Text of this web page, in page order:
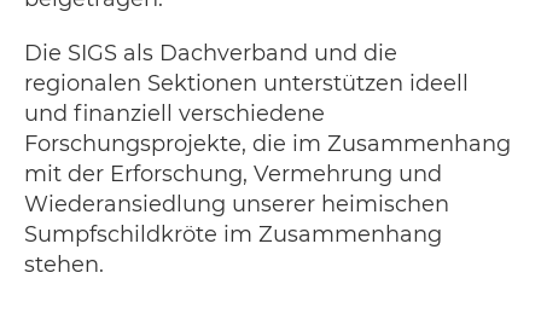
Die SIGS als Dachverband und die
regionalen Sektionen unterstützen ideell
und finanziell verschiedene
Forschungsprojekte, die im Zusammenhang
mit der Erforschung, Vermehrung und
Wiederansiedlung unserer heimischen
Sumpfschildkröte im Zusammenhang
stehen.